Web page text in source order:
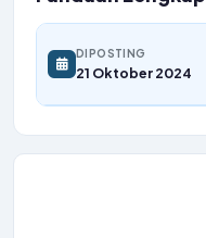
DIPOSTING
21 Oktober 2024